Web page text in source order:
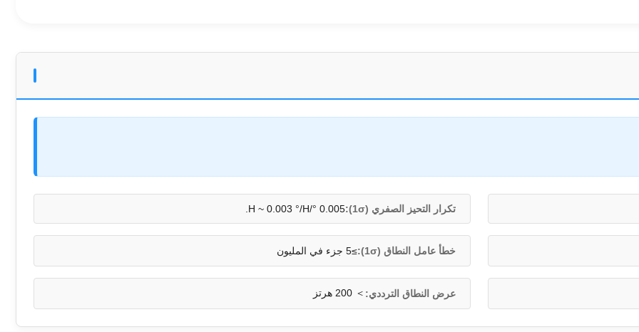
تكرار التحيز الصفري (1σ): 0.005 °/H ~ 0.003 °/H.
خطأ عامل النطاق (1σ): ≥5 جزء في المليون
عرض النطاق الترددي: ＞ 200 هرتز